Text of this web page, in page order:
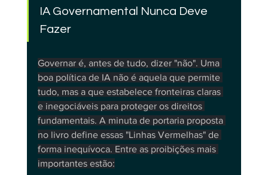
IA Governamental Nunca Deve
Fazer
Governar é, antes de tudo, dizer "não". Uma
boa política de IA não é aquela que permite
tudo, mas a que estabelece fronteiras claras
e inegociáveis para proteger os direitos
fundamentais. A minuta de portaria proposta
no livro define essas "Linhas Vermelhas" de
forma inequívoca. Entre as proibições mais
importantes estão: